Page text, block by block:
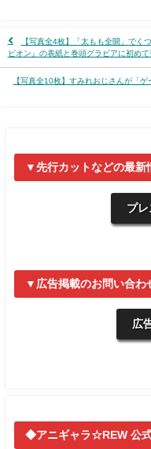
【写真全4枚】「太もも全開」でく
ピオン』の表紙と巻頭グラビアに初めて
【写真全10枚】すみれおじさんが「
▼先行カットなどの最新
プ
▼広告掲載のお問い合わ
広
◆アニギャラ☆REW 公